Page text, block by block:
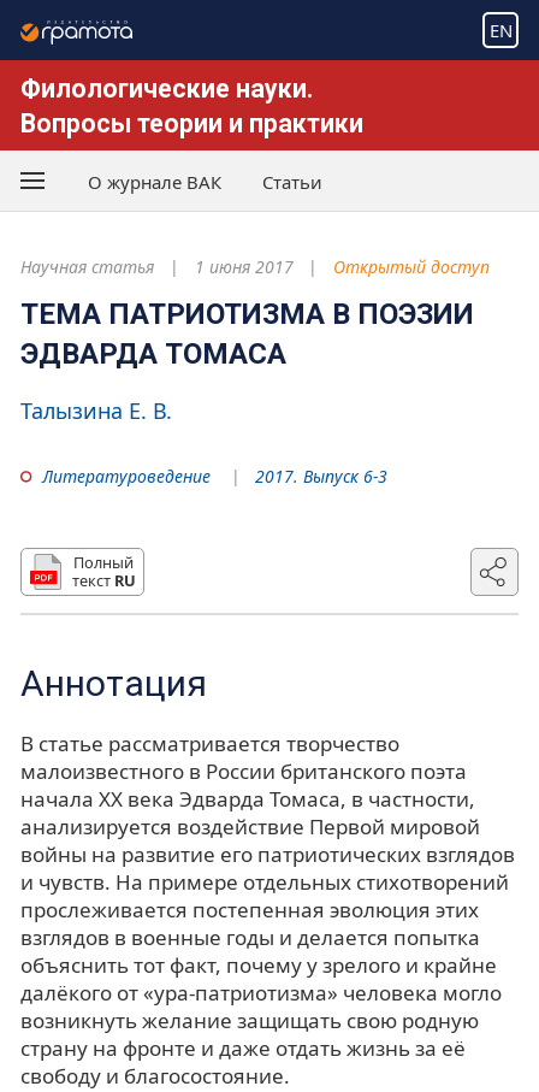
EN
Филологические науки.
Вопросы теории и практики
О журнале ВАК Статьи
Научная статья 1 июня 2017 Открытый доступ
ТЕМА ПАТРИОТИЗМА В ПОЭЗИИ
ЭДВАРДА ТОМАСА
Талызина Е. В.
Литературоведение 2017. Выпуск 6-3
Полный
текст RU
Аннотация
В статье рассматривается творчество
малоизвестного в России британского поэта
начала XX века Эдварда Томаса, в частности,
анализируется воздействие Первой мировой
войны на развитие его патриотических взглядов
и чувств. На примере отдельных стихотворений
прослеживается постепенная эволюция этих
взглядов в военные годы и делается попытка
объяснить тот факт, почему у зрелого и крайне
далёкого от «ура-патриотизма» человека могло
возникнуть желание защищать свою родную
страну на фронте и даже отдать жизнь за её
свободу и благосостояние.